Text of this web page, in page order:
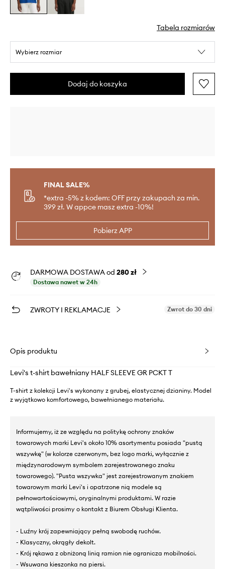
Tabela rozmiarów
Wybierz rozmiar
Dodaj do koszyka
FINAL SALE%
*extra -5% z kodem: OFF przy zakupach za min.
399 zł. W appce masz extra -10%!
Pobierz APP
DARMOWA DOSTAWA od 280 zł
Dostawa nawet w 24h
ZWROTY I REKLAMACJE Zwrot do 30 dni
Opis produktu
Levi's t-shirt bawełniany HALF SLEEVE GR PCKT T
T-shirt z kolekcji Levi's wykonany z grubej, elastycznej dzianiny. Model
z wyjątkowo komfortowego, bawełnianego materiału.
Informujemy, iż ze względu na politykę ochrony znaków
towarowych marki Levi's około 10% asortymentu posiada "pustą
wszywkę" (w kolorze czerwonym, bez logo marki, wyłącznie z
międzynarodowym symbolem zarejestrowanego znaku
towarowego). "Pusta wszywka" jest zarejestrowanym znakiem
towarowym marki Levi's i opatrzone nią modele są
pełnowartościowymi, oryginalnymi produktami. W razie
wątpliwości prosimy o kontakt z Biurem Obsługi Klienta.
- Luźny krój zapewniający pełną swobodę ruchów.
- Klasyczny, okrągły dekolt.
- Krój rękawa z obniżoną linią ramion nie ogranicza mobilności.
- Wsuwana kieszonka na piersi.